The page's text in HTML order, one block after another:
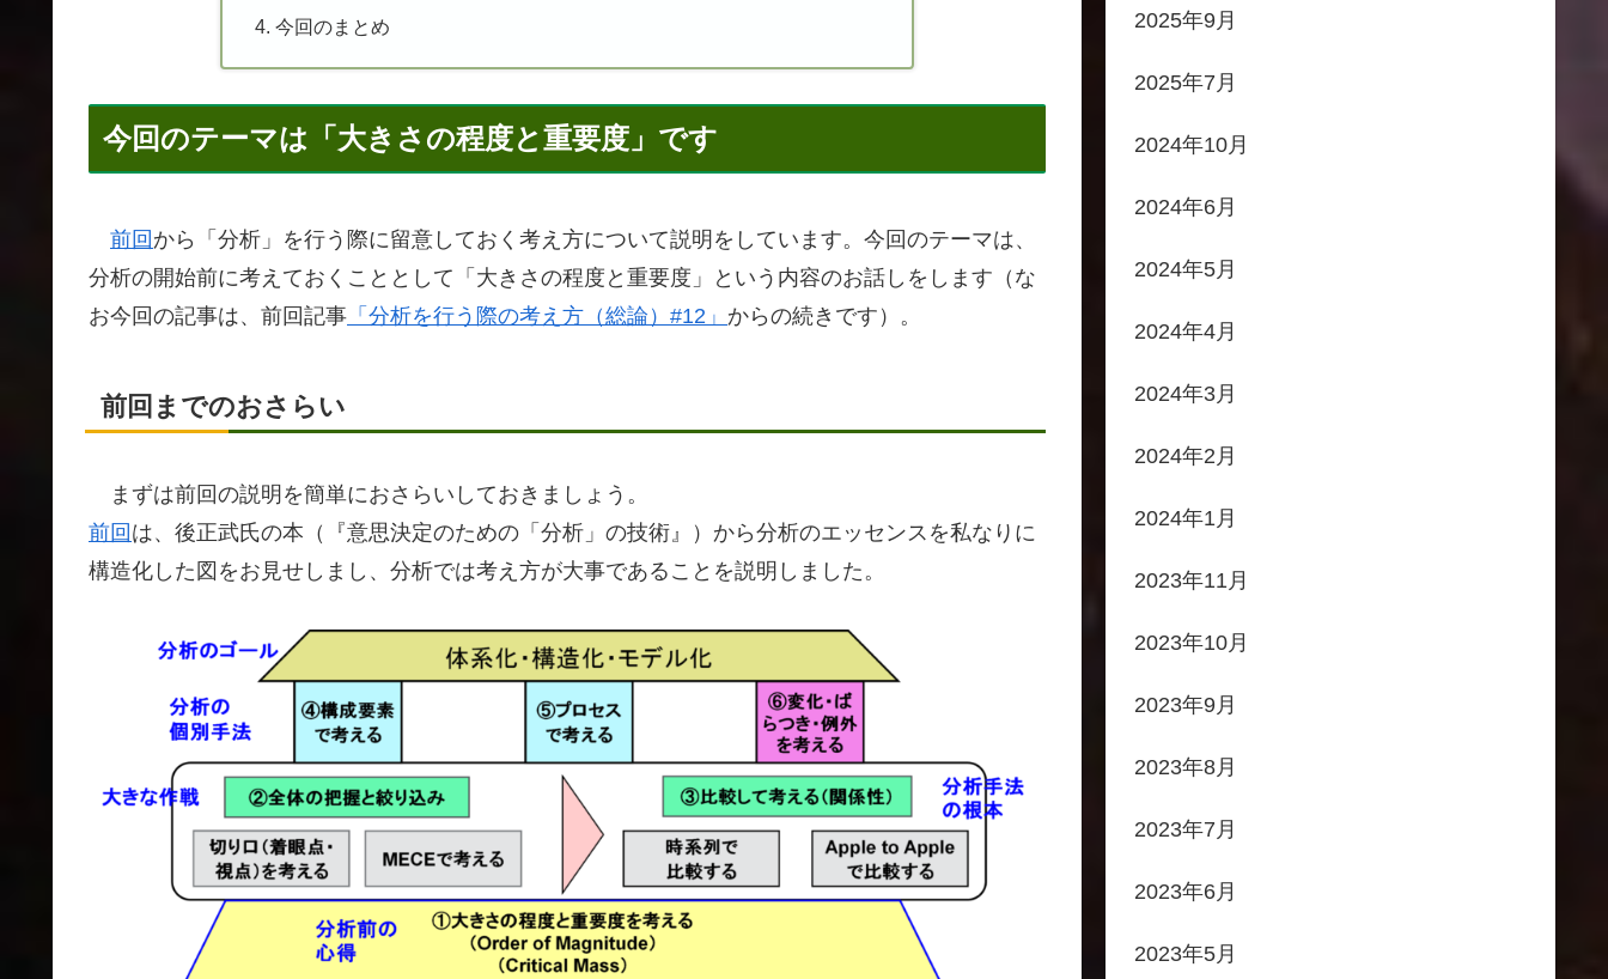
今回のまとめ
今回のテーマは「大きさの程度と重要度」です
前回 から「分析」を行う際に留意しておく考え方について説明をしています。今回のテーマは、
分析の開始前に考えておくこととして「大きさの程度と重要度」という内容のお話しをします（な
お今回の記事は、前回記事 「分析を行う際の考え方（総論）#12」 からの続きです）。
前回までのおさらい
まずは前回の説明を簡単におさらいしておきましょう。
前回 は、後正武氏の本（『意思決定のための「分析」の技術』）から分析のエッセンスを私なりに
構造化した図をお見せしまし、分析では考え方が大事であることを説明しました。
2025年9月
2025年7月
2024年10月
2024年6月
2024年5月
2024年4月
2024年3月
2024年2月
2024年1月
2023年11月
2023年10月
2023年9月
2023年8月
2023年7月
2023年6月
2023年5月